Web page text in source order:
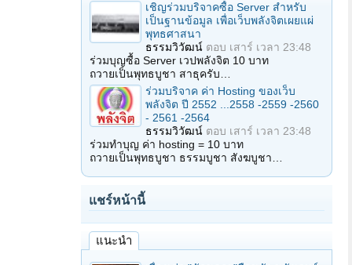
เชิญร่วมบริจาคซื้อ Server สำหรับ
เป็นฐานข้อมูล เพื่อเว็บพลังจิตเผยแผ่
พุทธศาสนา
ธรรมวิวัฒน์ ตอบ เสาร์ เวลา 23:48
ร่วมบุญซื้อ Server เวปพลังจิต 10 บาท
ถวายเป็นพุทธบูชา สาธุครับ…
ร่วมบริจาค ค่า Hosting ของเว็บ
พลังจิต ปี 2552 ...2558 -2559 -2560
- 2561 -2564
ธรรมวิวัฒน์ ตอบ เสาร์ เวลา 23:48
ร่วมทำบุญ ค่า hosting = 10 บาท
ถวายเป็นพุทธบูชา ธรรมบูชา สังฆบูชา…
แชร์หน้านี้
แนะนำ